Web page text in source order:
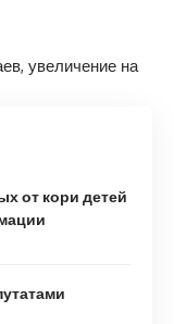
увеличение на
от кори детей